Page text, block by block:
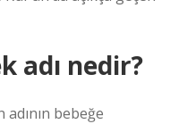
adı nedir?
bebeğe